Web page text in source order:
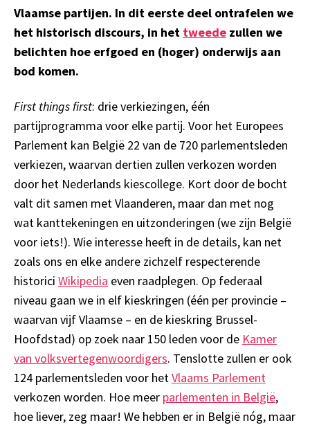
Vlaamse partijen. In dit eerste deel ontrafelen we
het historisch discours, in het tweede zullen we
belichten hoe erfgoed en (hoger) onderwijs aan
bod komen.
First things first: drie verkiezingen, één
partijprogramma voor elke partij. Voor het Europees
Parlement kan België 22 van de 720 parlementsleden
verkiezen, waarvan dertien zullen verkozen worden
door het Nederlands kiescollege. Kort door de bocht
valt dit samen met Vlaanderen, maar dan met nog
wat kanttekeningen en uitzonderingen (we zijn België
voor iets!). Wie interesse heeft in de details, kan net
zoals ons en elke andere zichzelf respecterende
historici Wikipedia even raadplegen. Op federaal
niveau gaan we in elf kieskringen (één per provincie –
waarvan vijf Vlaamse – en de kieskring Brussel-
Hoofdstad) op zoek naar 150 leden voor de Kamer
van volksvertegenwoordigers. Tenslotte zullen er ook
124 parlementsleden voor hetVlaams Parlement
verkozen worden. Hoe meer parlementen in België,
hoe liever, zeg maar! We hebben er in België nóg, maar